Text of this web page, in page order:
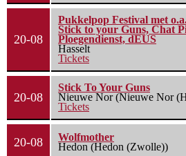
20-08
Pukkelpop Festival met
Stick to your Guns, Chat
Ploegendienst, dEUS
Hasselt
Tickets
20-08
Stick To Your Guns
Nieuwe Nor (Nieuwe Nor
Tickets
20-08
Wolfmother
Hedon (Hedon (Zwolle))